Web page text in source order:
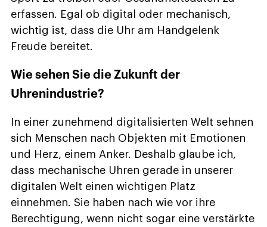
erfassen. Egal ob digital oder mechanisch,
wichtig ist, dass die Uhr am Handgelenk
Freude bereitet.
Wie sehen Sie die Zukunft der
Uhrenindustrie?
In einer zunehmend digitalisierten Welt sehnen
sich Menschen nach Objekten mit Emotionen
und Herz, einem Anker. Deshalb glaube ich,
dass mechanische Uhren gerade in unserer
digitalen Welt einen wichtigen Platz
einnehmen. Sie haben nach wie vor ihre
Berechtigung, wenn nicht sogar eine verstärkte